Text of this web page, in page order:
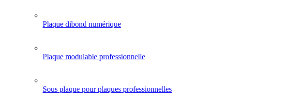
Plaque dibond numérique
Plaque modulable professionnelle
Sous plaque pour plaques professionnelles